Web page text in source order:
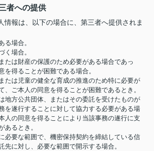
者への提供
情報は、以下の場合に、第三者へ提供されま
る場合。
く場合。
たは財産の保護のため必要がある場合であっ
を得ることが困難である場合。
たは児童の健全な育成の推進のため特に必要が
、ご本人の同意を得ることが困難であるとき。
地方公共団体、またはその委託を受けたものが
を遂行することに対して協力する必要がある場
人の同意を得ることにより当該事務の遂行に支
あるとき。
必要な範囲で、機密保持契約を締結している信
先に対し、必要な範囲で開示する場合。